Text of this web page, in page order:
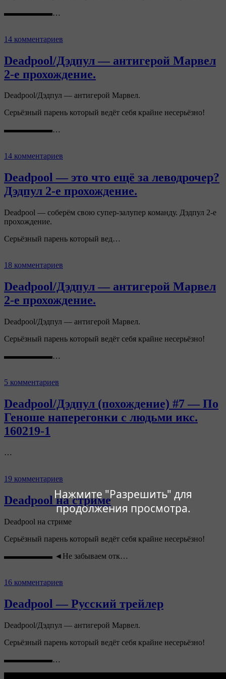
Нажмите "Разрешить" для
продолжения просмотра.
▬▬▬▬▬▬…
14 комментариев
Deadpool/Дэдпул — антигерой Марвел
2-е прохождение.
Deadpool/Дэдпул — антигерой Марвел.
Серьёзный парень который ведёт себя крайне несерьёзно!
▬▬▬▬▬▬…
14 комментариев
Deadpool — это что ещё за леводрочер?
Дэдпул 2-е прохождение.
Deadpool — соберём свою супер-залупер команду. Дэдпул 2-е
прохождение.
Серьёзный парень который вед…
18 комментариев
Deadpool/Дэдпул — антигерой Марвел
2-е прохождение.
Deadpool/Дэдпул — антигерой Марвел.
Серьёзный парень который ведёт себя крайне несерьёзно!
▬▬▬▬▬▬…
5 комментариев
Deadpool/Дэдпул (похождение) #7 — По
Геноше наперегонки с людьми икс.
160219-1
…
19 комментариев
Deadpool на стриме
Deadpool на стриме
Серьёзный парень который ведёт себя крайне несерьёзно!
▬▬▬▬▬▬ ◄Не забываем отк…
16 комментариев
Deadpool — Русский трейлер
Deadpool/Дэдпул — антигерой Марвел.
Серьёзный парень который ведёт себя крайне несерьёзно!
▬▬▬▬▬▬…